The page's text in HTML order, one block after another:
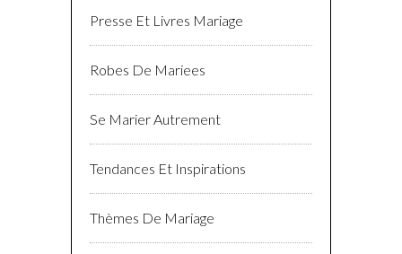
Presse Et Livres Mariage
Robes De Mariees
Se Marier Autrement
Tendances Et Inspirations
Thèmes De Mariage